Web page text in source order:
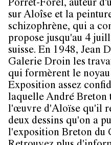
Porret-Forel, auteur
sur Aloîse et la
schizophrène, qui a
propose jusqu'au 4
suisse. En 1948, Jean
Galerie Droin les
qui formèrent le
Exposition assez
laquelle André Breton
l'œuvre d'Aloïse qu'il
deux dessins qu'on a
l'exposition Breton du